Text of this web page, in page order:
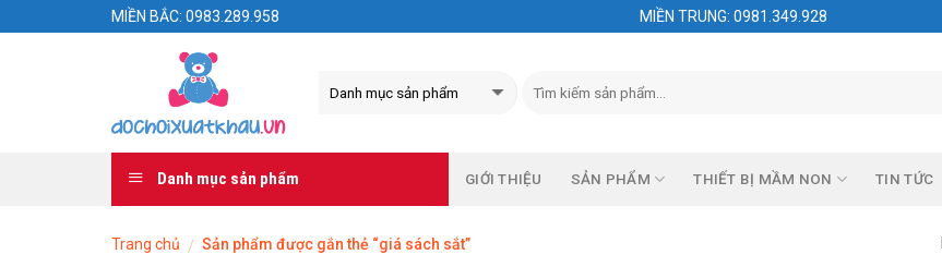
MIỀN BẮC: 0983.289.958 MIỀN TRUNG: 0981.349.928
Danh mục sản phẩm GIỚI THIỆU SẢN PHẨM THIẾT BỊ MẦM NON TIN TỨC
Trang chủ / Sản phẩm được gắn thẻ “giá sách sắt”